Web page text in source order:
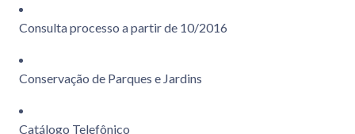
Consulta processo a partir de 10/2016
Conservação de Parques e Jardins
Catálogo Telefônico